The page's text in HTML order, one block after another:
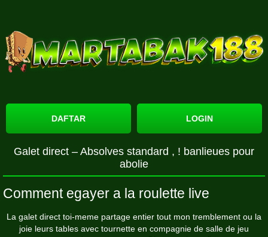
DAFTAR LOGIN
Galet direct – Absolves standard , ! banlieues pour
abolie
Comment egayer a la roulette live
La galet direct toi-meme partage entier tout mon tremblement ou la
joie leurs tables avec tournette en compagnie de salle de jeu